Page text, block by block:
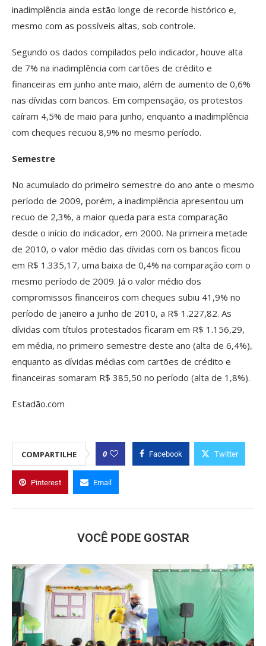
inadimplência ainda estão longe de recorde histórico e,
mesmo com as possíveis altas, sob controle.
Segundo os dados compilados pelo indicador, houve alta
de 7% na inadimplência com cartões de crédito e
financeiras em junho ante maio, além de aumento de 0,6%
nas dívidas com bancos. Em compensação, os protestos
caíram 4,5% de maio para junho, enquanto a inadimplência
com cheques recuou 8,9% no mesmo período.
Semestre
No acumulado do primeiro semestre do ano ante o mesmo
período de 2009, porém, a inadimplência apresentou um
recuo de 2,3%, a maior queda para esta comparação
desde o início do indicador, em 2000. Na primeira metade
de 2010, o valor médio das dívidas com os bancos ficou
em R$ 1.335,17, uma baixa de 0,4% na comparação com o
mesmo período de 2009. Já o valor médio dos
compromissos financeiros com cheques subiu 41,9% no
período de janeiro a junho de 2010, a R$ 1.227,82. As
dívidas com títulos protestados ficaram em R$ 1.156,29,
em média, no primeiro semestre deste ano (alta de 6,4%),
enquanto as dívidas médias com cartões de crédito e
financeiras somaram R$ 385,50 no período (alta de 1,8%).
Estadão.com
COMPARTILHE 0 Facebook Twitter
Pinterest Email
VOCÊ PODE GOSTAR